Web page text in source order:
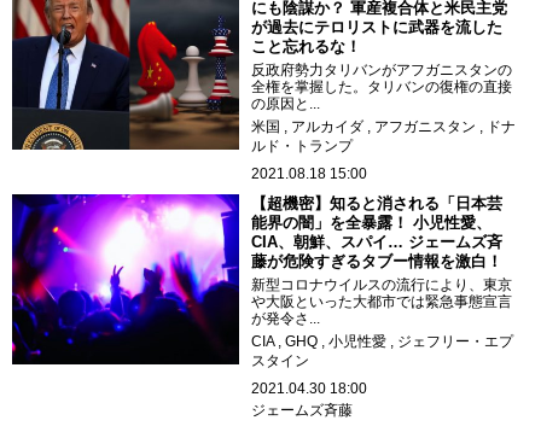
にも陰謀か？ 軍産複合体と米民主党
が過去にテロリストに武器を流した
こと忘れるな！
反政府勢力タリバンがアフガニスタンの
全権を掌握した。タリバンの復権の直接
の原因と...
米国
アルカイダ アフガニスタン
ドナ
ルド・トランプ
2021.08.18 15:00
【超機密】知ると消される「日本芸
能界の闇」を全暴露！ 小児性愛、
CIA、朝鮮、スパイ… ジェームズ斉
藤が危険すぎるタブー情報を激白！
新型コロナウイルスの流行により、東京
や大阪といった大都市では緊急事態宣言
が発令さ...
CIA
GHQ 小児性愛
ジェフリー・エプ
スタイン
2021.04.30 18:00
ジェームズ斉藤